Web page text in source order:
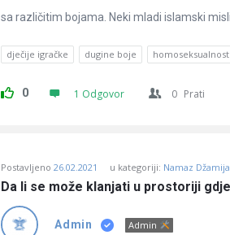
sa različitim bojama. Neki mladi islamski
dječije igračke dugine boje homoseksualnost
0 1 Odgovor 0 Prati
Postavljeno 26.02.2021 u kategoriji: Namaz Džamija
Da li se može klanjati u prostoriji
Admin Admin